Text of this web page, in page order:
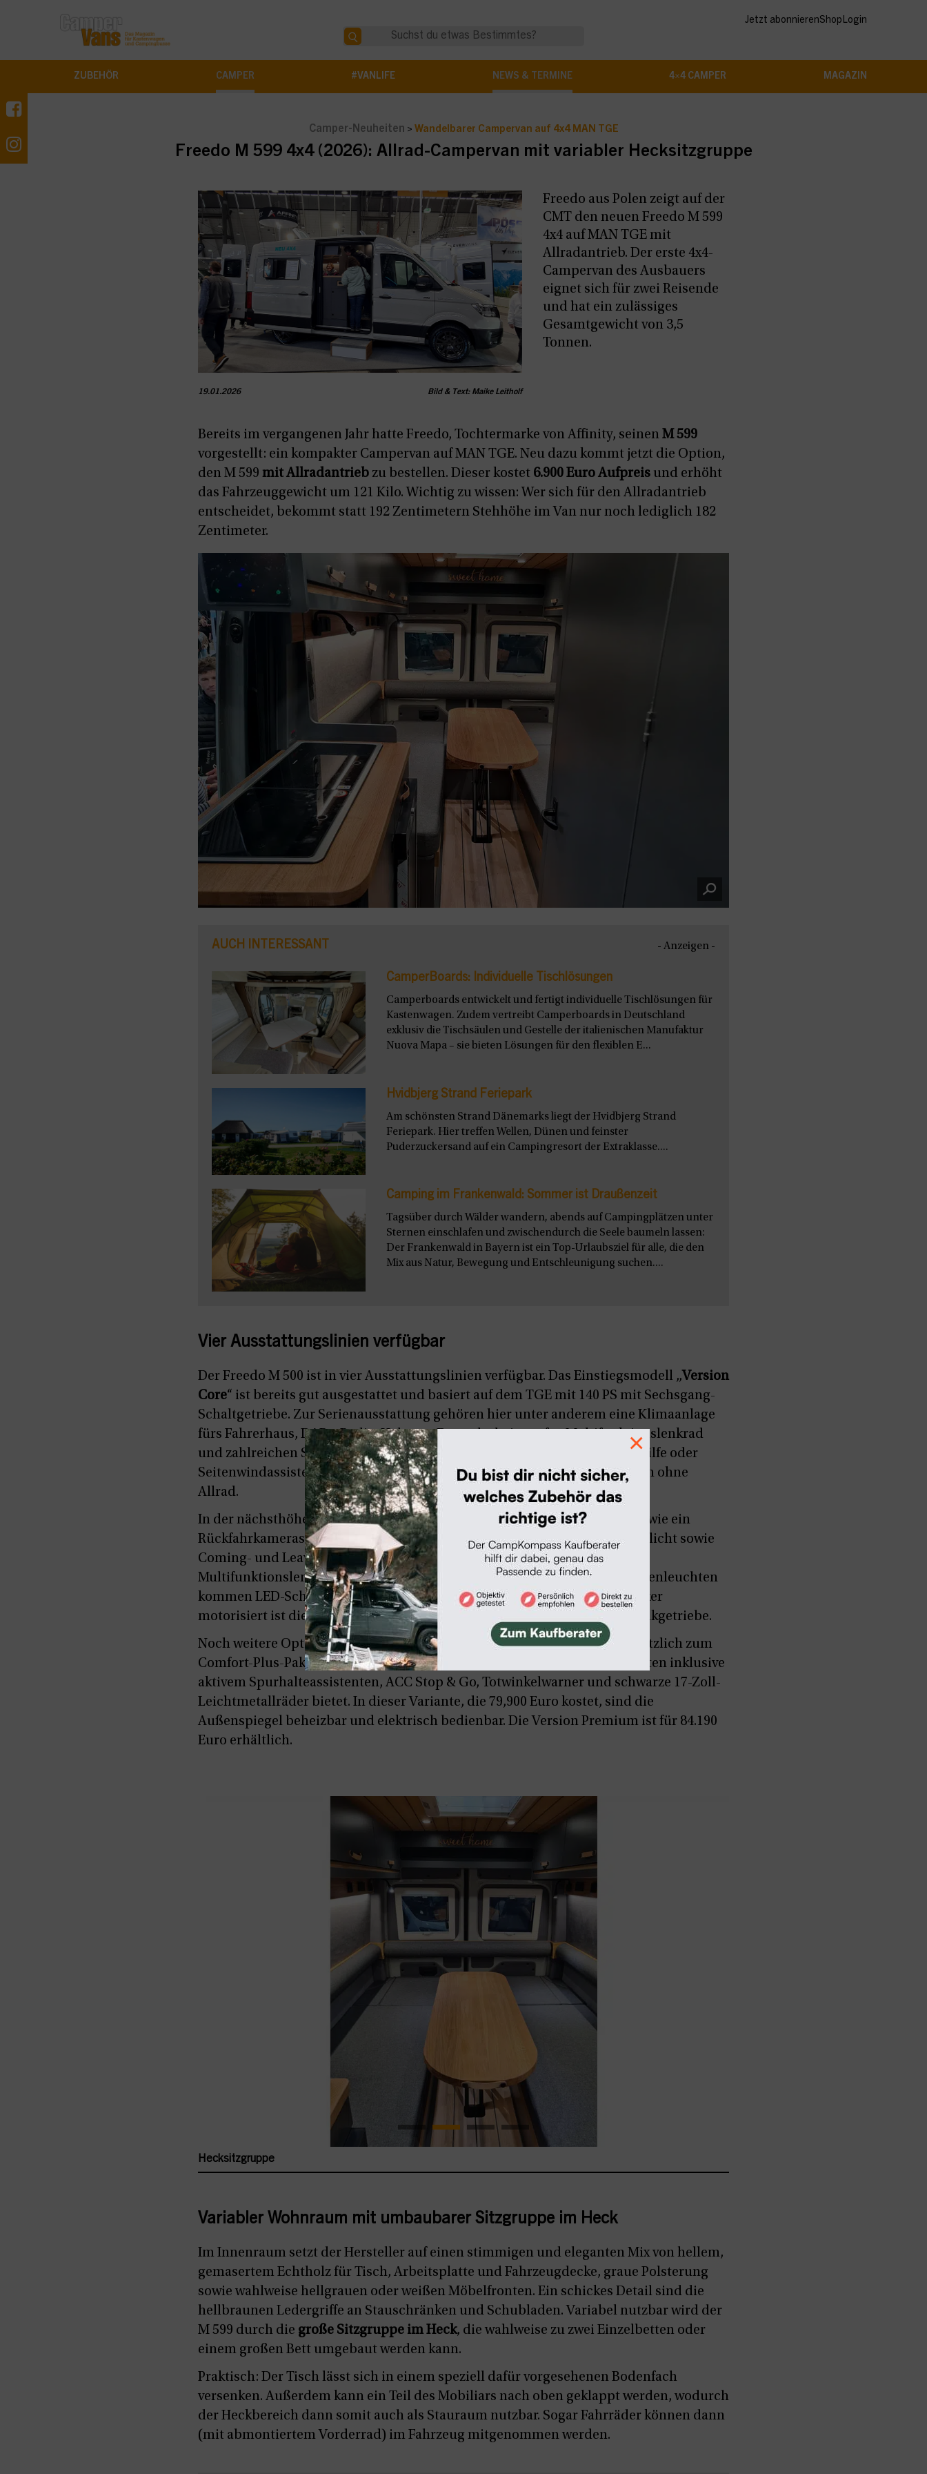
Jetzt abonnierenShop Login
ZUBEHÖR CAMPER #VANLIFE NEWS & TERMINE 4×4 CAMPER MAGAZIN
Camper-Neuheiten > Wandelbarer Campervan auf 4x4 MAN TGE
Freedo M 599 4x4 (2026): Allrad-Campervan mit variabler Hecksitzgruppe
19.01.2026 Bild & Text: Maike Leitholf
Freedo aus Polen zeigt auf der
CMT den neuen Freedo M 599
4x4 auf MAN TGE mit
Allradantrieb. Der erste 4x4-
Campervan des Ausbauers
eignet sich für zwei Reisende
und hat ein zulässiges
Gesamtgewicht von 3,5
Tonnen.
Bereits im vergangenen Jahr hatte Freedo, Tochtermarke von Affinity, seinen M 599
vorgestellt: ein kompakter Campervan auf MAN TGE. Neu dazu kommt jetzt die Option,
den M 599 mit Allradantrieb zu bestellen. Dieser kostet 6.900 Euro Aufpreis und erhöht
das Fahrzeuggewicht um 121 Kilo. Wichtig zu wissen: Wer sich für den Allradantrieb
entscheidet, bekommt statt 192 Zentimetern Stehhöhe im Van nur noch lediglich 182
Zentimeter.
AUCH INTERESSANT - Anzeigen -
CamperBoards: Individuelle Tischlösungen
Camperboards entwickelt und fertigt individuelle Tischlösungen für
Kastenwagen. Zudem vertreibt Camperboards in Deutschland
exklusiv die Tischsäulen und Gestelle der italienischen Manufaktur
Nuova Mapa – sie bieten Lösungen für den flexiblen E...
Hvidbjerg Strand Feriepark
Am schönsten Strand Dänemarks liegt der Hvidbjerg Strand
Feriepark. Hier treffen Wellen, Dünen und feinster
Puderzuckersand auf ein Campingresort der Extraklasse....
Camping im Frankenwald: Sommer ist Draußenzeit
Tagsüber durch Wälder wandern, abends auf Campingplätzen unter
Sternen einschlafen und zwischendurch die Seele baumeln lassen:
Der Frankenwald in Bayern ist ein Top-Urlaubsziel für alle, die den
Mix aus Natur, Bewegung und Entschleunigung suchen....
Vier Ausstattungslinien verfügbar
Der Freedo M 500 ist in vier Ausstattungslinien verfügbar. Das Einstiegsmodell „Version
Core“ ist bereits gut ausgestattet und basiert auf dem TGE mit 140 PS mit Sechsgang-
Schaltgetriebe. Zur Serienausstattung gehören hier unter anderem eine Klimaanlage
fürs Fahrerhaus, DAB+-Radio, Halogen-Doppelscheinwerfer, Multifunktionslenkrad
und zahlreichen Sicherheitsassistenten, wie Notbremsassistent, Einparkhilfe oder
Seitenwindassistent. Hier startet der Preis bei72.900 Euro– allerdings noch ohne
Allrad.
In der nächsthöheren „Version Comfort “ kommen noch weitere Optionen wie ein
Rückfahrkamerasystem, Fernlichtassistent, Tagfahrlicht mit Assistenzfahrlicht sowie
Coming- und Leaving-Home-Funktion und Chrompaket dazu. Das
Multifunktionslenkrad ist in dieser Variante beheizbar und statt der Halogenleuchten
kommen LED-Scheinwerfer zum Einsatz. Der Preis: 77.390 Euro. Etwas stärker
motorisiert ist die „Version Comfort +“ mit 163 PS und Achtgang-Automatikgetriebe.
Noch weitere Optionen bekommt man in der „
Version Premium„, die zusätzlich zum
Comfort-Plus-Paket noch einen Spurwechselassistenten und Stauassistenten inklusive
aktivem Spurhalteassistenten, ACC Stop & Go, Totwinkelwarner und schwarze 17-Zoll-
Leichtmetallräder bietet. In dieser Variante, die 79,900 Euro kostet, sind die
Außenspiegel beheizbar und elektrisch bedienbar. Die Version Premium ist für 84.190
Euro erhältlich.
Hecksitzgruppe
Variabler Wohnraum mit umbaubarer Sitzgruppe im Heck
Im Innenraum setzt der Hersteller auf einen stimmigen und eleganten Mix von hellem,
gemasertem Echtholz für Tisch, Arbeitsplatte und Fahrzeugdecke, graue Polsterung
sowie wahlweise hellgrauen oder weißen Möbelfronten. Ein schickes Detail sind die
hellbraunen Ledergriffe an Stauschränken und Schubladen. Variabel nutzbar wird der
M 599 durch die große Sitzgruppe im Heck, die wahlweise zu zwei Einzelbetten oder
einem großen Bett umgebaut werden kann.
Praktisch: Der Tisch lässt sich in einem speziell dafür vorgesehenen Bodenfach
versenken. Außerdem kann ein Teil des Mobiliars nach oben geklappt werden, wodurch
der Heckbereich dann somit auch als Stauraum nutzbar. Sogar Fahrräder können dann
(mit abmontiertem Vorderrad) im Fahrzeug mitgenommen werden.
×